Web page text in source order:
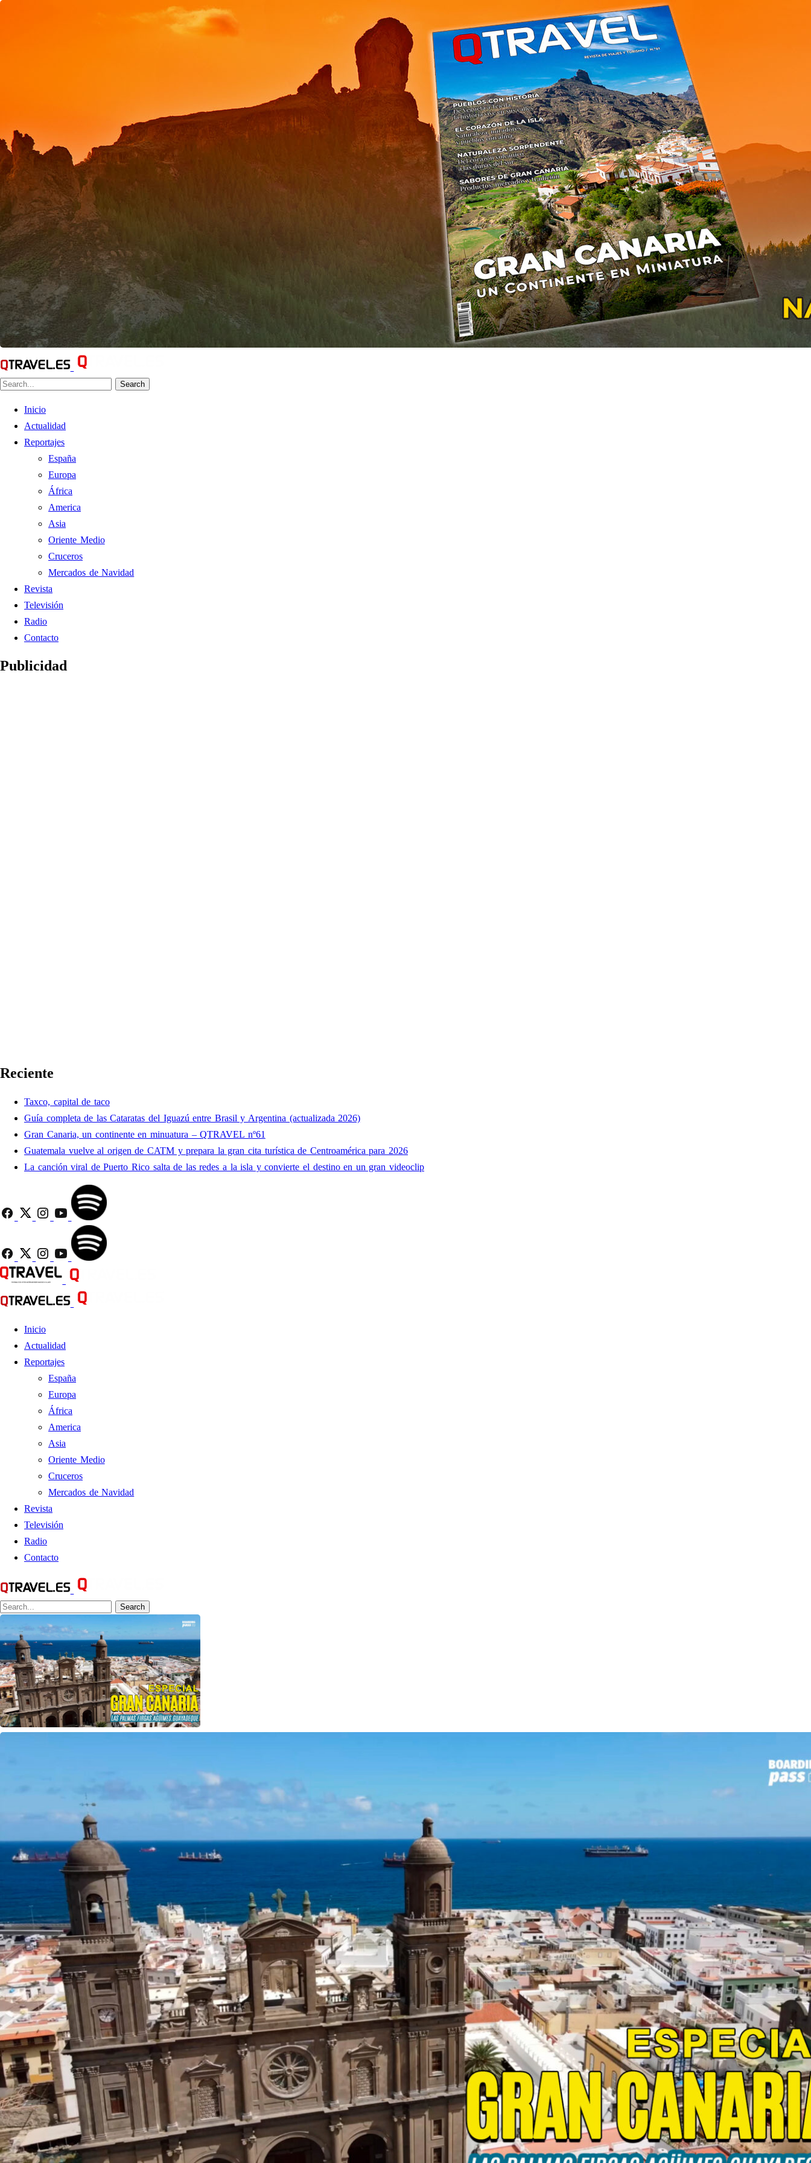
Search
Inicio
Actualidad
Reportajes
España
Europa
África
America
Asia
Oriente Medio
Cruceros
Mercados de Navidad
Revista
Televisión
Radio
Contacto
Publicidad
Reciente
Taxco, capital de taco
Guía completa de las Cataratas del Iguazú entre Brasil y Argentina (actualizada 2026)
Gran Canaria, un continente en minuatura – QTRAVEL nº61
Guatemala vuelve al origen de CATM y prepara la gran cita turística de Centroamérica para 2026
La canción viral de Puerto Rico salta de las redes a la isla y convierte el destino en un gran videoclip
Inicio
Actualidad
Reportajes
España
Europa
África
America
Asia
Oriente Medio
Cruceros
Mercados de Navidad
Revista
Televisión
Radio
Contacto
Search